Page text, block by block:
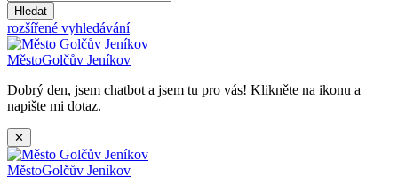
Hledat
rozšířené vyhledávání
MěstoGolčův Jeníkov
Dobrý den, jsem chatbot a jsem tu pro vás! Klikněte na ikonu a
napište mi dotaz.
✕
MěstoGolčův Jeníkov